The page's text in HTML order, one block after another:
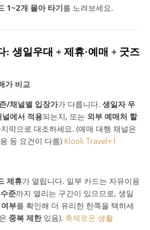
1~2개 몰아 타기를 노려보세요.
: 생일우대 + 제휴·예매 + 굿즈
가 비교
/채널별 입장가가 다릅니다. 생일자 우
에서 적용되는지, 또는 외부 예매처 할
막으로 대조하세요. (예매 대행 채널은
등 요건이 다름) Klook Travel+1
제휴가 열립니다. 일부 카드는 자유이용
준까지 열리는 구간이 있으므로, 생일
부를 확인해 더 유리한 한쪽을 택하세
중복 제한있음). 축제로운 생활